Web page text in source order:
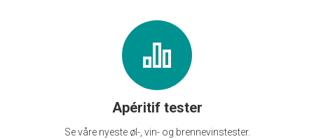
Apéritif tester
Se våre nyeste øl-, vin- og brennevinstester.